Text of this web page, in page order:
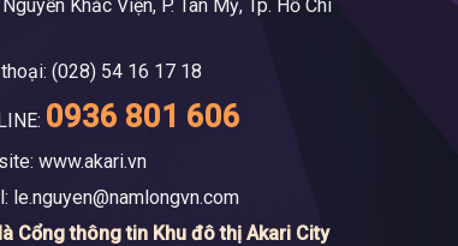
Khắc Viện, P. Tân Mỹ, Tp. Hồ Chí
(028) 54 16 17 18
0936 801 606
www.akari.vn
le.nguyen@namlongvn.com
Cổng thông tin Khu đô thị Akari City